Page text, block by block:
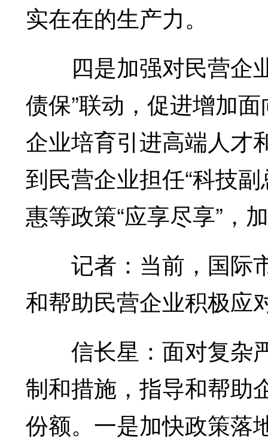
实在在的生产力。
四是加强对民营企业
债保”联动，促进增加
企业培育引进高端人才
到民营企业担任“科技
惠等政策“应享尽享”，
记者：当前，国际
和帮助民营企业积极应
信长星：面对复杂
制和措施，指导和帮助
份额。一是加快政策落